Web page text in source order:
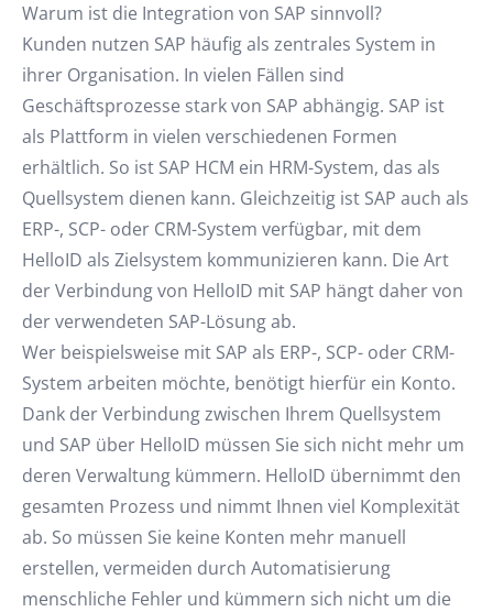
Warum ist die Integration von SAP sinnvoll?
Kunden nutzen SAP häufig als zentrales System in
ihrer Organisation. In vielen Fällen sind
Geschäftsprozesse stark von SAP abhängig. SAP ist
als Plattform in vielen verschiedenen Formen
erhältlich. So ist SAP HCM ein HRM-System, das als
Quellsystem dienen kann. Gleichzeitig ist SAP auch als
ERP-, SCP- oder CRM-System verfügbar, mit dem
HelloID als Zielsystem kommunizieren kann. Die Art
der Verbindung von HelloID mit SAP hängt daher von
der verwendeten SAP-Lösung ab.
Wer beispielsweise mit SAP als ERP-, SCP- oder CRM-
System arbeiten möchte, benötigt hierfür ein Konto.
Dank der Verbindung zwischen Ihrem Quellsystem
und SAP über HelloID müssen Sie sich nicht mehr um
deren Verwaltung kümmern. HelloID übernimmt den
gesamten Prozess und nimmt Ihnen viel Komplexität
ab. So müssen Sie keine Konten mehr manuell
erstellen, vermeiden durch Automatisierung
menschliche Fehler und kümmern sich nicht um die